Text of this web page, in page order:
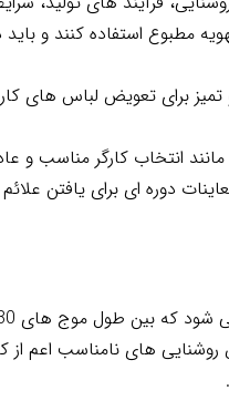
مطبوع استفاده کنند و
برای تعویض لباس های
انتخاب کارگر مناسب
دوره ای برای یافتن علائم
380 تا 780 نانومتر قرار دارد.
های نامناسب اعم از